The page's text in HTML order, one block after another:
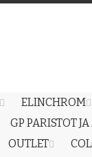
ELINCHROM
GP PARISTOT
OUTLET